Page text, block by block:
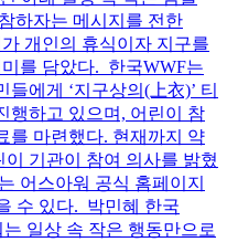
하자는 메시지를 전한
개인의 휴식이자 지구를
를 담았다. 한국WWF는
에게 ‘지구상의(上衣)’ 티
행하고 있으며, 어린이 참
를 마련했다. 현재까지 약
이 기관이 참여 의사를 밝혔
어스아워 공식 홈페이지
수 있다. 박민혜 한국
일상 속 작은 행동만으로